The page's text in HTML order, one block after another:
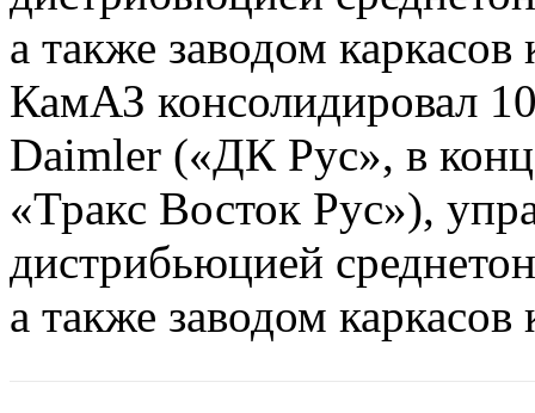
а также заводом
КамАЗ консолидировал
Daimler («ДК Рус», в
«Тракс Восток Рус»),
дистрибьюцией
а также заводом